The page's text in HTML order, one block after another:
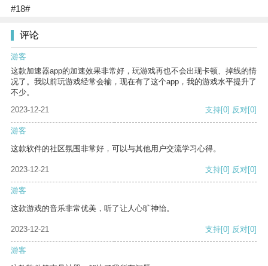
#18#
评论
游客
这款加速器app的加速效果非常好，玩游戏再也不会出现卡顿、掉线的情
况了。我以前玩游戏经常会输，现在有了这个app，我的游戏水平提升了
不少。
2023-12-21
支持[0] 反对[0]
游客
这款软件的社区氛围非常好，可以与其他用户交流学习心得。
2023-12-21 支持[0] 反对[0]
游客
这款游戏的音乐非常优美，听了让人心旷神怡。
2023-12-21 支持[0] 反对[0]
游客